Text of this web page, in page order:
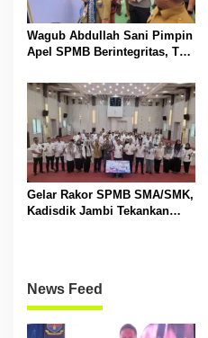
Wagub Abdullah Sani Pimpin
Apel SPMB Berintegritas, Tak
Gelar Rakor SPMB SMA/SMK,
Kadisdik Jambi Tekankan
News Feed